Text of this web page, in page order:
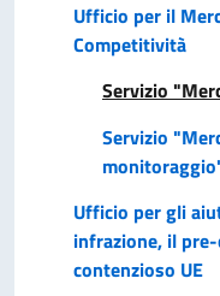
Ufficio per il
Competitività
Servizio
Servizio
Ufficio per gli
infrazione, il
contenzioso UE